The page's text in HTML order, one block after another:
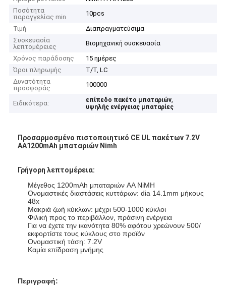
Ποσότητα
παραγγελίας min
10pcs
Τιμή
Διαπραγματεύσιμα
Συσκευασία
λεπτομέρειες
Βιομηχανική συσκευασία
Χρόνος παράδοσης
15 ημέρες
Όροι πληρωμής
T/T, LC
Δυνατότητα
προσφοράς
100000
Ειδικότερα: επίπεδο πακέτο μπαταριών,
υψηλής ενέργειας μπαταρίες
Προσαρμοσμένο πιστοποιητικό CE UL πακέτων 7.2V
AA1200mAh μπαταριών Nimh
Γρήγορη λεπτομέρεια:
Μέγεθος 1200mAh μπαταριών AA NiMH
Ονομαστικές διαστάσεις κυττάρων: dia 14.1mm μήκους
48x
Μακριά ζωή κύκλων: μέχρι 500-1000 κύκλοι
Φιλική προς το περιβάλλον, πράσινη ενέργεια
Για να έχετε την ικανότητα 80% αφότου χρεώνουν 500/
εκφορτίστε τους κύκλους στο προϊόν
Ονομαστική τάση: 7.2V
Καμία επίδραση μνήμης
Περιγραφή: